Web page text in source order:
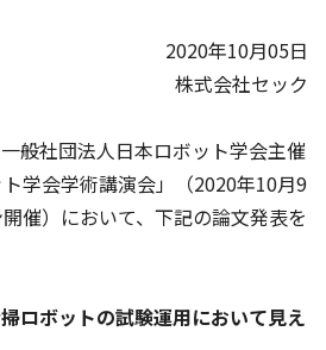
2020年10月05日
株式会社セック
般社団法人日本ロボット学会主催
学会学術講演会」（2020年10月9
催）において、下記の論文発表を
ロボットの試験運用において見え